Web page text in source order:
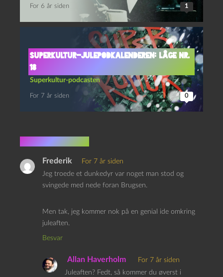
For 6 år siden 1
Superkultur-julepodkalenderen: Låge nr.
18
Superkultur-podcasten
For 7 år siden 0
6 kommentarer
Frederik
For 7 år siden
Jeg troede et dunkedyr var noget man stod og
svingede med nede foran Brugsen.
Men tak, jeg kommer nok på en genial ide omkring
juleaften.
Besvar
Allan Haverholm
For 7 år siden
Juleaften? Fedt, så kommer du øverst i